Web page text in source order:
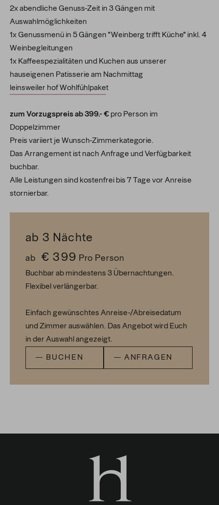
2x abendliche Genuss-Zeit in 3 Gängen mit
Auswahlmöglichkeiten
1xGenussmenü in 5 Gängen "Weinberg trifft Küche" inkl. 4
Weinbegleitungen
1x Kaffeespezialitäten und Kuchen aus unserer
hauseigenen Patisserie am Nachmittag
leinsweiler hof Wohlfühlpaket
zum Vorzugspreis ab 399.- € pro Person im
Doppelzimmer
Preis variiert je Wunsch-Zimmerkategorie.
Das Arrangement ist nach Anfrage und Verfügbarkeit
buchbar.
Alle Leistungen sind kostenfrei bis 7 Tage vor Anreise
stornierbar.
ab 3 Nächte
ab € 399 Pro Person
Buchbar ab mindestens 3 Übernachtungen.
Flexibel verlängerbar.
Einfach gewünschtes Anreise-/Abreisedatum
und Zimmer auswählen. Das Angebot wird Euch
in der Auswahl angezeigt.
BUCHEN ANFRAGEN